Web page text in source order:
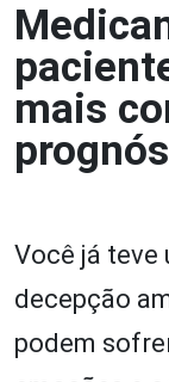
mais
Você já teve
decepção
podem